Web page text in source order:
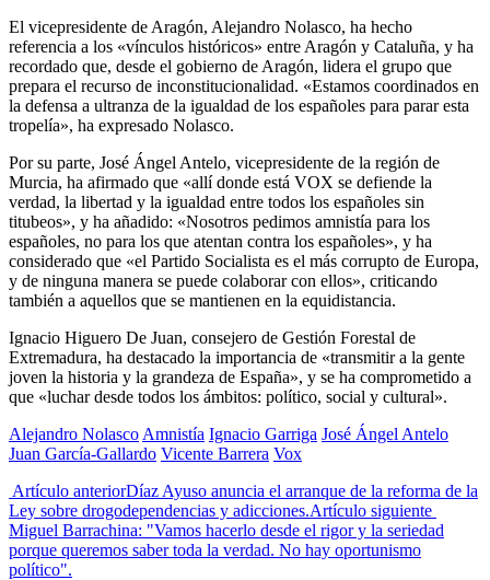
El vicepresidente de Aragón, Alejandro Nolasco, ha hecho
referencia a los «vínculos históricos» entre Aragón y Cataluña, y ha
recordado que, desde el gobierno de Aragón, lidera el grupo que
prepara el recurso de inconstitucionalidad. «Estamos coordinados en
la defensa a ultranza de la igualdad de los españoles para parar esta
tropelía», ha expresado Nolasco.
Por su parte, José Ángel Antelo, vicepresidente de la región de
Murcia, ha afirmado que «allí donde está VOX se defiende la
verdad, la libertad y la igualdad entre todos los españoles sin
titubeos», y ha añadido: «Nosotros pedimos amnistía para los
españoles, no para los que atentan contra los españoles», y ha
considerado que «el Partido Socialista es el más corrupto de Europa,
y de ninguna manera se puede colaborar con ellos», criticando
también a aquellos que se mantienen en la equidistancia.
Ignacio Higuero De Juan, consejero de Gestión Forestal de
Extremadura, ha destacado la importancia de «transmitir a la gente
joven la historia y la grandeza de España», y se ha comprometido a
que «luchar desde todos los ámbitos: político, social y cultural».
Alejandro Nolasco Amnistía Ignacio Garriga José Ángel Antelo
Juan García-Gallardo Vicente Barrera Vox
Artículo anteriorDíaz Ayuso anuncia el arranque de la reforma de la
Ley sobre drogodependencias y adicciones.Artículo siguiente
Miguel Barrachina: "Vamos hacerlo desde el rigor y la seriedad
porque queremos saber toda la verdad. No hay oportunismo
político".